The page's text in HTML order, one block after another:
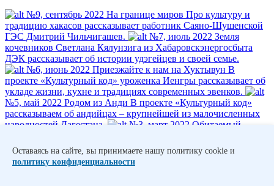
№9, сентябрь 2022 На границе миров Про культуру и
традицию хакасов рассказывает работник Саяно-Шушенской
ГЭС Дмитрий Чильчигашев.
№7, июль 2022 Земля
кочевников Светлана Кялунзига из Хабаровскэнергосбыта
ДЭК рассказывает об истории удэгейцев и своей семье.
№6, июнь 2022 Приезжайте к нам на Хуктывун В
проекте «Культурный код» уроженка Иенгры рассказывает об
укладе жизни, кухне и традициях современных эвенков.
№5, май 2022 Родом из Анди В проекте «Культурный код»
рассказываем об андийцах – крупнейшей из малочисленных
народностей Дагестана.
№3, март 2022 Обитаемый
рассказывают о своих корнях. В этом номере Виктория
Залесова – о традициях и обычаях алеутов.
Оставаясь на сайте, вы принимаете нашу политику cookie и
политику конфиденциальности